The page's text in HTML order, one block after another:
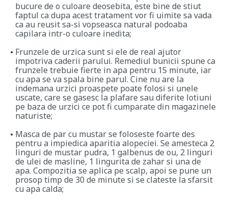
bucure de o culoare deosebita, este bine de stiut
faptul ca dupa acest tratament vor fi uimite sa vada
ca au reusit sa-si vopseasca natural podoaba
capilara intr-o culoare inedita;
Frunzele de urzica sunt si ele de real ajutor
impotriva caderii parului. Remediul bunicii spune ca
frunzele trebuie fierte in apa pentru 15 minute, iar
cu apa se va spala bine parul. Cine nu are la
indemana urzici proaspete poate folosi si unele
uscate, care se gasesc la plafare sau diferite lotiuni
pe baza de urzici ce pot fi cumparate din magazinele
naturiste;
Masca de par cu mustar se foloseste foarte des
pentru a impiedica aparitia alopeciei. Se amesteca 2
linguri de mustar pudra, 1 galbenus de ou, 2 linguri
de ulei de masline, 1 lingurita de zahar si una de
apa. Compozitia se aplica pe scalp, apoi se pune un
prosop timp de 30 de minute si se clateste la sfarsit
cu apa calda;